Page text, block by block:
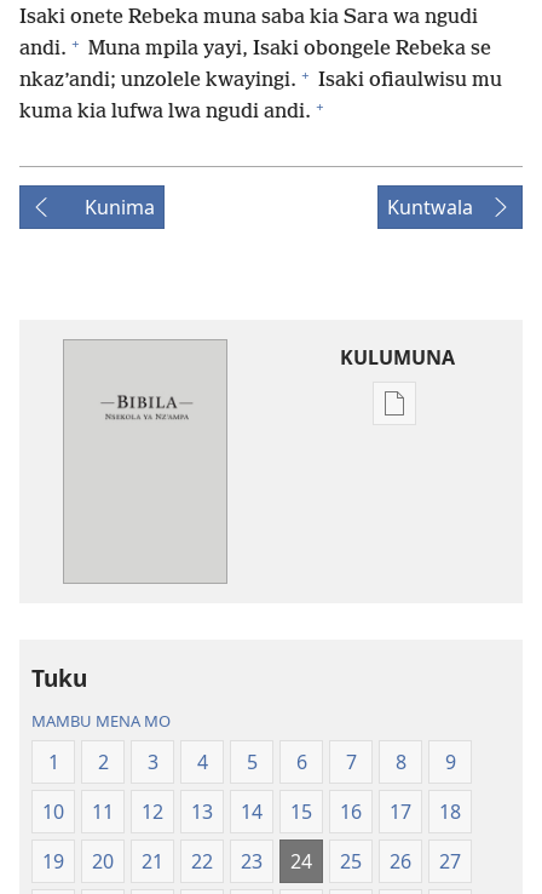
Isaki onete Rebeka muna saba kia Sara wa ngudi
andi. + Muna mpila yayi, Isaki obongele Rebeka se
nkaz’andi; unzolele kwayingi. + Isaki ofiaulwisu mu
kuma kia lufwa lwa ngudi andi. +
Kunima Kuntwala
KULUMUNA
Kulumuna
Tuku
MAMBU MENA MO
1 2 3 4 5 6 7 8
9
10
11 12 13 14 15 16 17
18
19
20 21 22 23 24 25 26
27